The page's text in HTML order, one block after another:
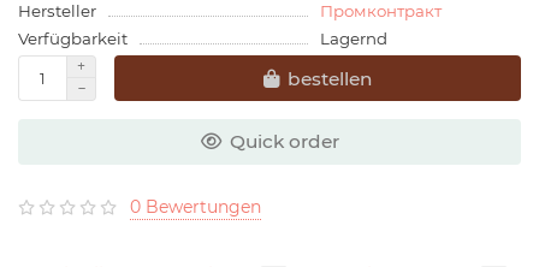
Hersteller
Промконтракт
Verfügbarkeit
Lagernd
bestellen
Quick order
0 Bewertungen